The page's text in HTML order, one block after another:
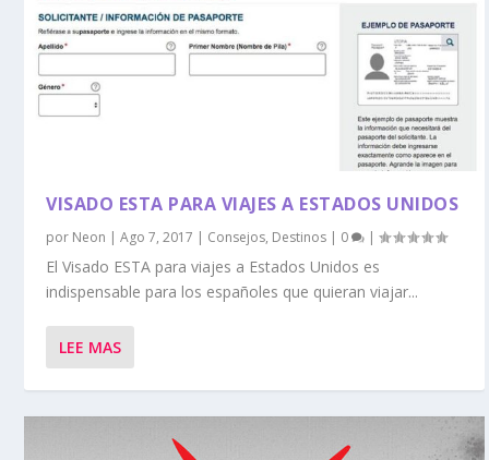
VISADO ESTA PARA VIAJES A ESTADOS UNIDOS
por Neon |Ago 7, 2017 | Consejos, Destinos | 0 |
El Visado ESTA para viajes a Estados Unidos es
indispensable para los españoles que quieran viajar...
LEE MAS